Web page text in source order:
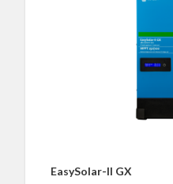
EasySolar-II GX